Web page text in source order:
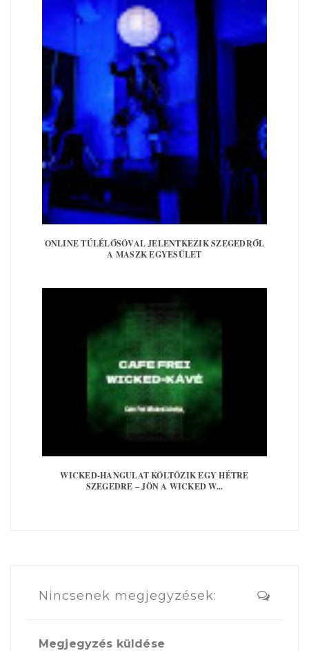
ONLINE TÚLÉLŐSÓVAL JELENTKEZIK SZEGEDRŐL
A MASZK EGYESÜLET
WICKED-HANGULAT KÖLTÖZIK EGY HÉTRE
SZEGEDRE – JÖN A WICKED W...
Nincsenek megjegyzések:
Megjegyzés küldése